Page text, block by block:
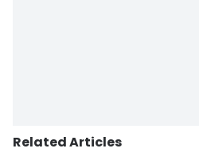
Related Articles